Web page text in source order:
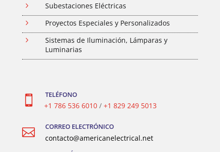
5 Subestaciones Eléctricas
5 Proyectos Especiales y Personalizados
5
Sistemas de Iluminación, Lámparas y
Luminarias
 TELÉFONO
+1 786 536 6010/ +1 829 249 5013
 CORREO ELECTRÓNICO
contacto@americanelectrical.net